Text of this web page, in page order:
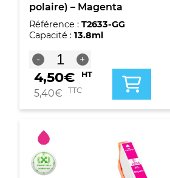
polaire) – Magenta
Référence : T2633-GG
Capacité : 13.8ml
-
quantité
de
Cartouche
Premium
G&G
Epson
T2633
/
T2613
+
4,50€ HT
5,40€ TTC